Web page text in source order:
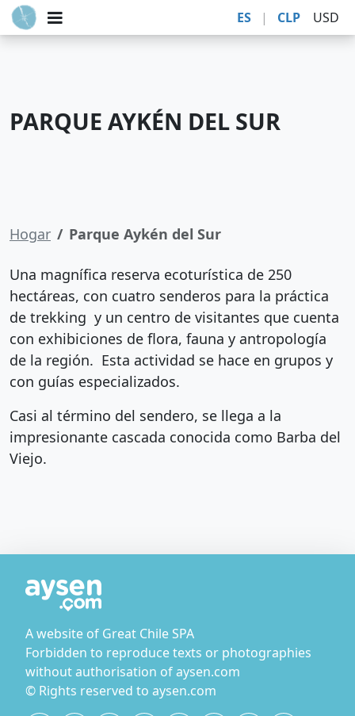
ES | CLP USD
PARQUE AYKÉN DEL SUR
Hogar Parque Aykén del Sur
Una magnífica reserva ecoturística de 250
hectáreas, con cuatro senderos para la práctica
de trekking y un centro de visitantes que cuenta
con exhibiciones de flora, fauna y antropología
de la región. Esta actividad se hace en grupos y
con guías especializados.
Casi al término del sendero, se llega a la
impresionante cascada conocida como Barba del
Viejo.
A website of Great Chile SPA
Forbidden to reproduce texts or photographies
without authorisation of aysen.com
© Rights reserved to aysen.com